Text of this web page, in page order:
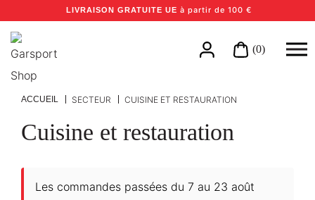
LIVRAISON GRATUITE UE à partir de 100 €
(0)
ACCUEIL SECTEUR CUISINE ET RESTAURATION
Cuisine et restauration
Les commandes passées du 7 au 23 août